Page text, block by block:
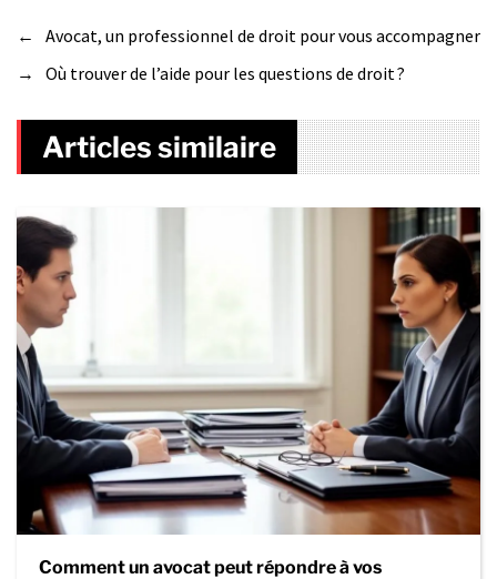
←
Avocat, un professionnel de droit pour vous accompagner
→
Où trouver de l’aide pour les questions de droit ?
Articles similaire
Comment un avocat peut répondre à vos